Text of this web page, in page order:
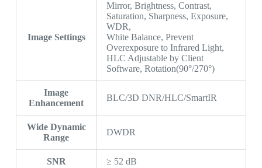
Image Settings
Mirror, Brightness, Contrast,
Saturation, Sharpness, Exposure,
WDR,
White Balance, Prevent
Overexposure to Infrared Light,
HLC Adjustable by Client
Software, Rotation(90°/270°)
Image
Enhancement
BLC/3D DNR/HLC/SmartIR
Wide Dynamic
Range
DWDR
SNR ≥ 52 dB